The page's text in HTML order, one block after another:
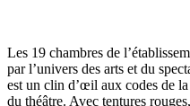
Les 19 chambres de
par l’univers des arts et du
est un clin d’œil aux codes de
du théâtre. Avec tentures